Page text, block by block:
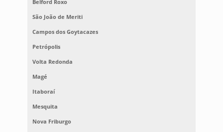
Belford Roxo
São João de Meriti
Campos dos Goytacazes
Petrópolis
Volta Redonda
Magé
Itaboraí
Mesquita
Nova Friburgo